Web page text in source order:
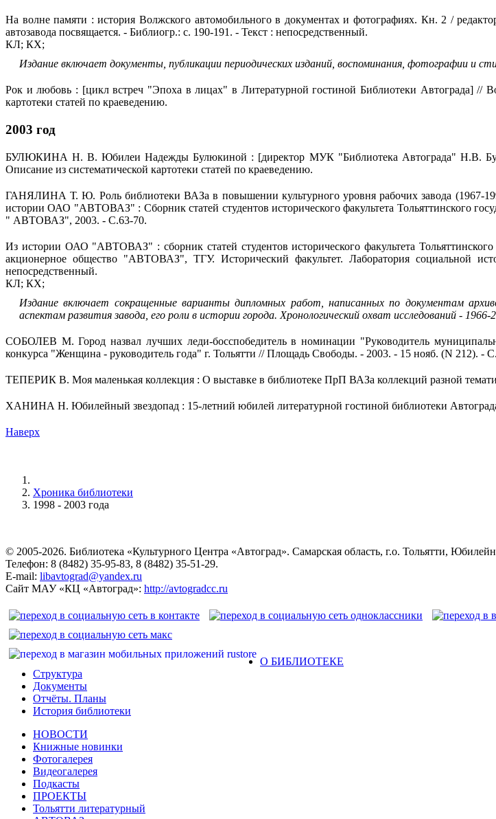
На волне памяти : история Волжского автомобильного в документах и фотографиях. Кн. 2 /
автозавода посвящается. - Библиогр.: с. 190-191. - Текст : непосредственный.
КЛ; КХ;
Издание включает документы, публикации периодических изданий, воспоминания, фотографии и
Рок и любовь : [цикл встреч "Эпоха в лицах" в Литературной гостиной Библиотеки Автограда] //
картотеки статей по краеведению.
2003 год
БУЛЮКИНА Н. В. Юбилеи Надежды Булюкиной : [директор МУК "Библиотека Автограда" Н.В.
Описание из систематической картотеки статей по краеведению.
ГАНЯЛИНА Т. Ю. Роль библиотеки ВАЗа в повышении культурного уровня рабочих завода (1967-
истории ОАО "АВТОВАЗ" : Сборник статей студентов исторического факультета Тольяттинского
" АВТОВАЗ", 2003. - С.63-70.
Из истории ОАО "АВТОВАЗ" : сборник статей студентов исторического факультета
акционерное общество "АВТОВАЗ", ТГУ. Исторический факультет. Лаборатория
непосредственный.
КЛ; КХ;
Издание включает сокращенные варианты дипломных работ, написанных по документам
аспектам развития завода, его роли в истории города. Хронологический охват исследований - 1966-
СОБОЛЕВ М. Город назвал лучших леди-босспобедитель в номинации "Руководитель
конкурса "Женщина - руководитель года" г. Тольятти // Площадь Свободы. - 2003. - 15 нояб. (N 212). -
ТЕПЕРИК В. Моя маленькая коллекция : О выставке в библиотеке ПрП ВАЗа коллекций разной
ХАНИНА Н. Юбилейный звездопад : 15-летний юбилей литературной гостиной библиотеки
Наверх
Хроника библиотеки
1998 - 2003 года
© 2005-2026. Библиотека «Культурного Центра «Автоград». Самарская область, г.о. Тольятти,
Телефон: 8 (8482) 35-95-83, 8 (8482) 35-51-29.
E-mail: libavtograd@yandex.ru
Сайт МАУ «КЦ «Автоград»: http://avtogradcc.ru
О БИБЛИОТЕКЕ
Структура
Документы
Отчёты. Планы
История библиотеки
НОВОСТИ
Книжные новинки
Фотогалерея
Видеогалерея
Подкасты
ПРОЕКТЫ
Тольятти литературный